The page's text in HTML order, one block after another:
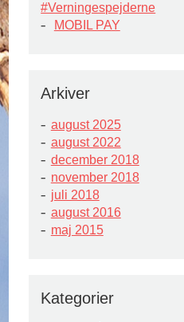
#Verningespejderne
MOBIL PAY
Arkiver
august 2025
august 2022
december 2018
november 2018
juli 2018
august 2016
maj 2015
Kategorier